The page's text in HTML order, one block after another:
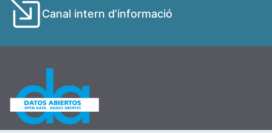
Canal intern d’informació